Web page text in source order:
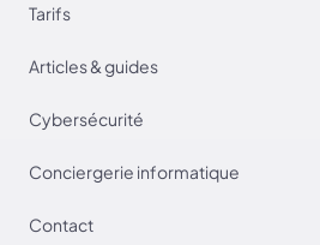
Tarifs
Articles & guides
Cybersécurité
Conciergerie informatique
Contact